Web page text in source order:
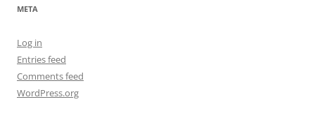
META
Log in
Entries feed
Comments feed
WordPress.org